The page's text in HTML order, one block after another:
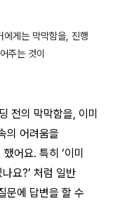
에게는 막막함을, 진행
주는 것이
전의 막막함을, 이미
의 어려움을
어요. 특히 ‘이미
요?’ 처럼 일반
문에 답변을 할 수